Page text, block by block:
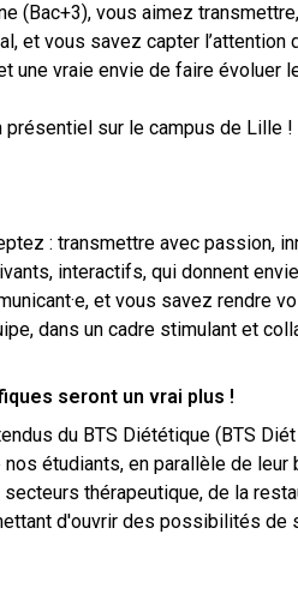
(Bac+3), vous aimez
et vous savez capter
une vraie envie de faire
sur le campus de Lille !
: transmettre avec passion,
interactifs, qui donnent envie
et vous savez rendre
dans un cadre stimulant et
seront un vrai plus !
du BTS Diététique (BTS
étudiants, en parallèle de
thérapeutique, de la
d'ouvrir des possibilités